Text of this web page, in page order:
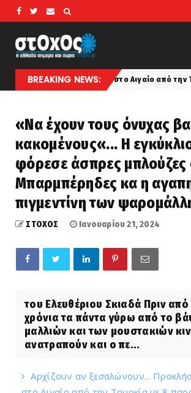
BREAKING NEWS:
συνέχεια στο Αιγαίο από την Τουρκία με 8
«Να έχουν τους όνυχας
κακομένους«... Η
φόρεσε άσπρες μπλούζες
Μπαρμπέρηδες κα η
πιγμεντίνη των
ΣΤΟΧΟΣ Ιανουαρίου 21, 2024
του Ελευθέριου Σκιαδά Πριν
χρόνια τα πάντα γύρω από το
μαλλιών και των μουστακιών
ανατραπούν και ο πε...
Αρχίζουν αν ξεσαλώνουν...